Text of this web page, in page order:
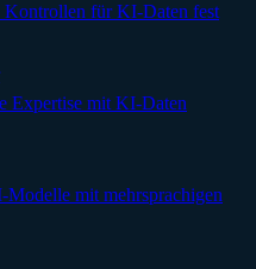
für KI-Daten fest
Expertise mit KI-Daten
mit mehrsprachigen